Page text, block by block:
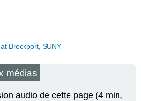
Brockport, SUNY
médias
audio de cette page (4 min,